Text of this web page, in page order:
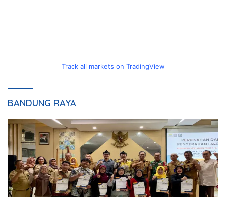
Track all markets on TradingView
BANDUNG RAYA